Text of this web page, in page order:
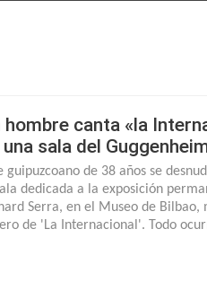
hombre canta «la
una sala del
guipuzcoano de 38 años se
dedicada a la exposición
Serra, en el Museo de
de 'La Internacional'. Todo